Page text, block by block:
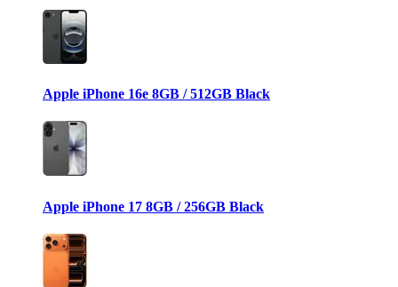
Apple iPhone 16e 8GB / 512GB Black
Apple iPhone 17 8GB / 256GB Black